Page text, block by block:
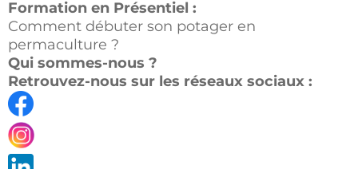
Formation en Présentiel :
Comment débuter son potager en
permaculture ?
Qui sommes-nous ?
Retrouvez-nous sur les réseaux sociaux :